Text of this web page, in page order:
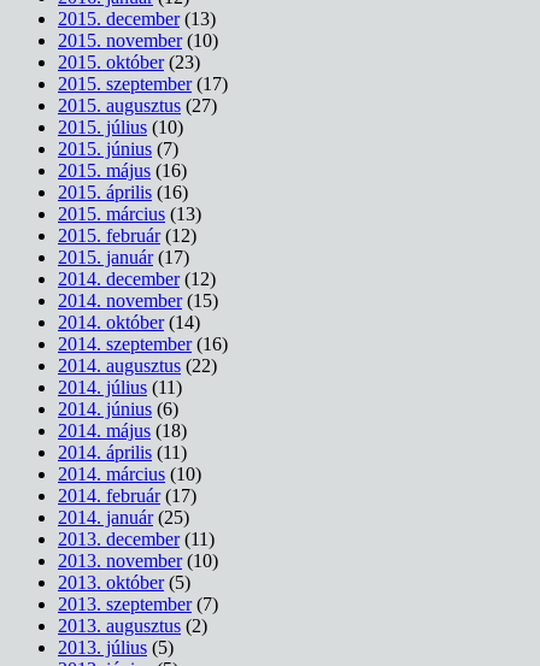
2015. december(13)
2015. november(10)
2015. október(23)
2015. szeptember(17)
2015. augusztus (27)
2015. július (10)
2015. június (7)
2015. május (16)
2015. április (16)
2015. március (13)
2015. február(12)
2015. január(17)
2014. december(12)
2014. november(15)
2014. október(14)
2014. szeptember(16)
2014. augusztus (22)
2014. július (11)
2014. június (6)
2014. május (18)
2014. április (11)
2014. március (10)
2014. február(17)
2014. január(25)
2013. december(11)
2013. november(10)
2013. október(5)
2013. szeptember(7)
2013. augusztus (2)
2013. július (5)